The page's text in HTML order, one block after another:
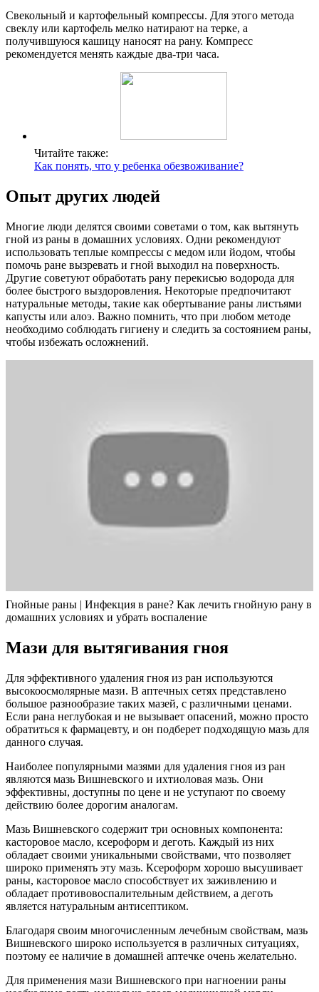
Свекольный и картофельный компрессы. Для этого метода
свеклу или картофель мелко натирают на терке, а
получившуюся кашицу наносят на рану. Компресс
рекомендуется менять каждые два-три часа.
Читайте также:
Как понять, что у ребенка обезвоживание?
Опыт других людей
Многие люди делятся своими советами о том, как вытянуть
гной из раны в домашних условиях. Одни рекомендуют
использовать теплые компрессы с медом или йодом, чтобы
помочь ране вызревать и гной выходил на поверхность.
Другие советуют обработать рану перекисью водорода для
более быстрого выздоровления. Некоторые предпочитают
натуральные методы, такие как обертывание раны листьями
капусты или алоэ. Важно помнить, что при любом методе
необходимо соблюдать гигиену и следить за состоянием раны,
чтобы избежать осложнений.
Гнойные раны | Инфекция в ране? Как лечить гнойную рану в
домашних условиях и убрать воспаление
Мази для вытягивания гноя
Для эффективного удаления гноя из ран используются
высокоосмолярные мази. В аптечных сетях представлено
большое разнообразие таких мазей, с различными ценами.
Если рана неглубокая и не вызывает опасений, можно просто
обратиться к фармацевту, и он подберет подходящую мазь для
данного случая.
Наиболее популярными мазями для удаления гноя из ран
являются мазь Вишневского и ихтиоловая мазь. Они
эффективны, доступны по цене и не уступают по своему
действию более дорогим аналогам.
Мазь Вишневского содержит три основных компонента:
касторовое масло, ксероформ и деготь. Каждый из них
обладает своими уникальными свойствами, что позволяет
широко применять эту мазь. Ксероформ хорошо высушивает
раны, касторовое масло способствует их заживлению и
обладает противовоспалительным действием, а деготь
является натуральным антисептиком.
Благодаря своим многочисленным лечебным свойствам, мазь
Вишневского широко используется в различных ситуациях,
поэтому ее наличие в домашней аптечке очень желательно.
Для применения мази Вишневского при нагноении раны